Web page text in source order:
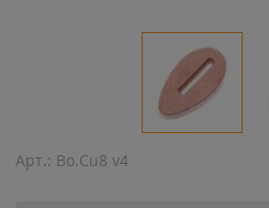
Арт.: Bo.Cu8 v4